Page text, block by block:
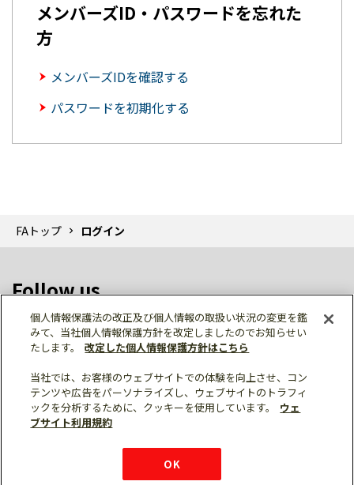
メンバーズID・パスワードを忘れた
方
メンバーズIDを確認する
パスワードを初期化する
FAトップ ログイン
Follow us
個人情報保護 利用規約
ご利用にあたって
サイトマップ
三菱電機トップ
個人情報保護法の改正及び個人情報の取扱い状況の変更を鑑
みて、当社個人情報保護方針を改定しましたのでお知らせい
たします。
改定した個人情報保護方針はこちら
当社では、お客様のウェブサイトでの体験を向上させ、コン
テンツや広告をパーソナライズし、ウェブサイトのトラフィ
ックを分析するために、クッキーを使用しています。
ウェ
ブサイト利用規約
OK
チャットサービス